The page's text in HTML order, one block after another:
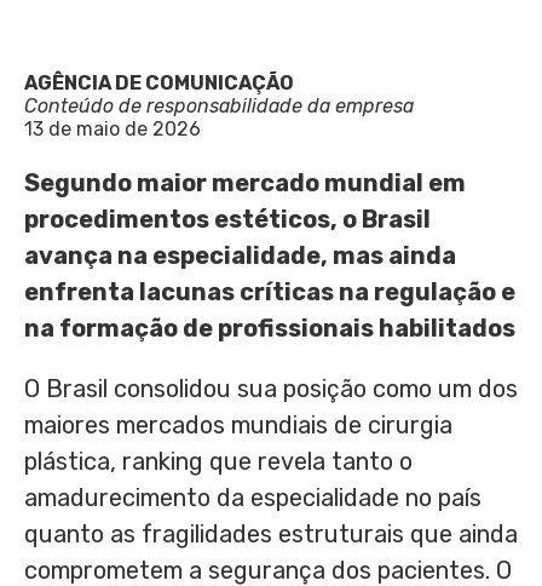
AGÊNCIA DE COMUNICAÇÃO
Conteúdo de responsabilidade da empresa
13 de maio de 2026
Segundo maior mercado mundial em
procedimentos estéticos, o Brasil
avança na especialidade, mas ainda
enfrenta lacunas críticas na regulação e
na formação de profissionais habilitados
O Brasil consolidou sua posição como um dos
maiores mercados mundiais de cirurgia
plástica, ranking que revela tanto o
amadurecimento da especialidade no país
quanto as fragilidades estruturais que ainda
comprometem a segurança dos pacientes. O